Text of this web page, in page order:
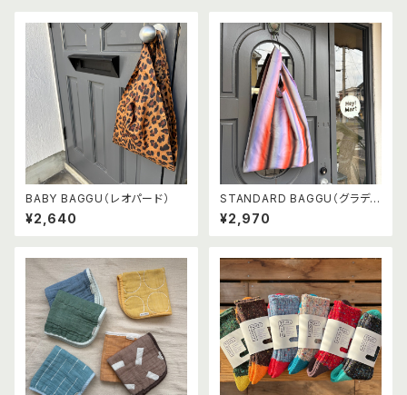
BABY BAGGU（レオパード）
¥2,640
STANDARD BAGGU（グラデ
ーションストライプ オレンジ×パ
ープル）
¥2,970